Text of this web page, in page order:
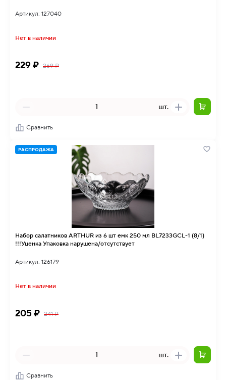
Артикул: 127040
Нет в наличии
229 ₽ 269 ₽
шт.
Сравнить
РАСПРОДАЖА
Набор салатников ARTHUR из 6 шт емк 250 мл BL7233GCL-1 (8/1)
!!!Уценка Упаковка нарушена/отсутствует
Артикул: 126179
Нет в наличии
205 ₽ 241 ₽
шт.
Сравнить